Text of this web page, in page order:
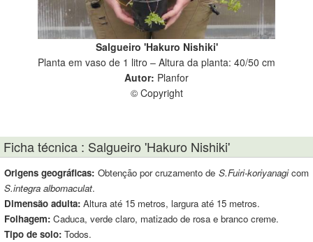
Salgueiro 'Hakuro Nishiki'
Planta em vaso de 1 litro – Altura da planta: 40/50 cm
Autor: Planfor
© Copyright
Ficha técnica : Salgueiro 'Hakuro Nishiki'
Origens geográficas: Obtenção por cruzamento de S.Fuiri-koriyanagicom
S.integra albomaculat.
Dimensão adulta: Altura até 15 metros, largura até 15 metros.
Folhagem: Caduca, verde claro, matizado de rosa e branco creme.
Tipo de solo: Todos.